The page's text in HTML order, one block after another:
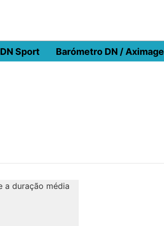
DN Sport Barómetro DN / Aximage